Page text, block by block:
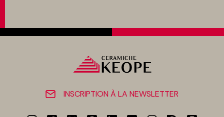
INSCRIPTION À LA NEWSLETTER